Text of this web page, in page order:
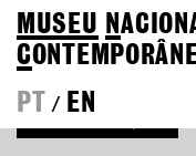
MUSEU N
C
PT
/ EN